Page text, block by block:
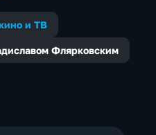
и ТВ
Флярковским